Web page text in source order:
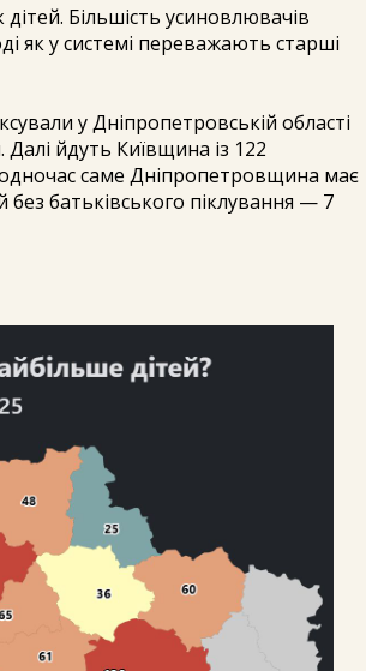
Більшість усиновлювачів
як у системі переважають старші
у Дніпропетровській області
йдуть Київщина із 122
саме Дніпропетровщина має
без батьківського піклування — 7